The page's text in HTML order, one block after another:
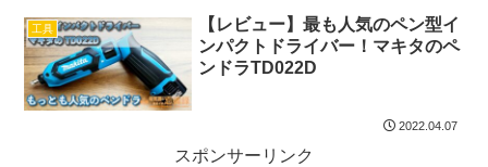
工具
【レビュー】最も人気のペン型イ
ンパクトドライバー！マキタのペ
ンドラTD022D
2022.04.07
スポンサーリンク